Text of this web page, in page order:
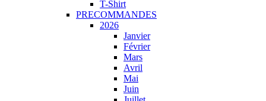
T-Shirt
PRECOMMANDES
2026
Janvier
Février
Mars
Avril
Mai
Juin